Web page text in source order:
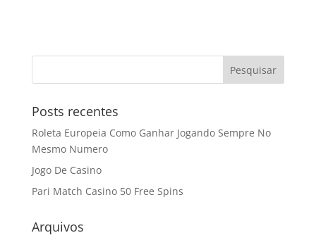
Posts recentes
Roleta Europeia Como Ganhar Jogando Sempre No
Mesmo Numero
Jogo De Casino
Pari Match Casino 50 Free Spins
Arquivos